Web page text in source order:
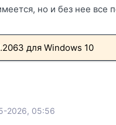
но и без нее все
для Windows 10
2026, 05:56